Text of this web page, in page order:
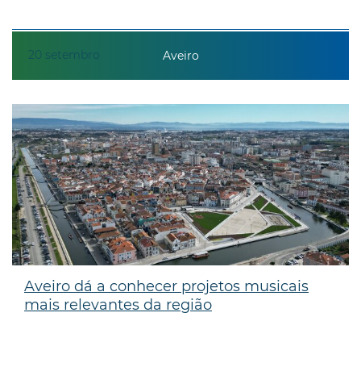
20 setembro Aveiro
Aveiro dá a conhecer projetos musicais
mais relevantes da região